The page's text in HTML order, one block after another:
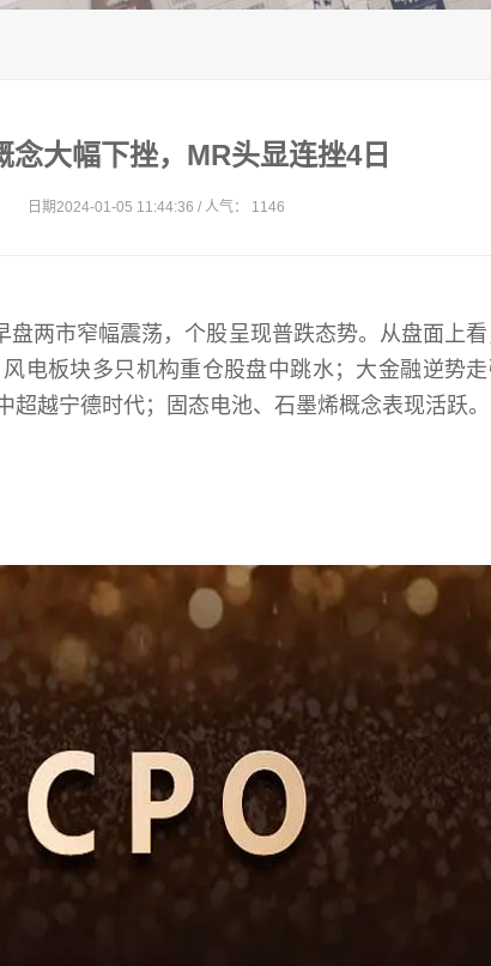
念大幅下挫，MR头显连挫4日
日期2024-01-05 11:44:36 / 人气： 1146
两市窄幅震荡，个股呈现普跌态势。从盘面上
电板块多只机构重仓股盘中跳水；大金融逆势
越宁德时代；固态电池、石墨烯概念表现活跃。